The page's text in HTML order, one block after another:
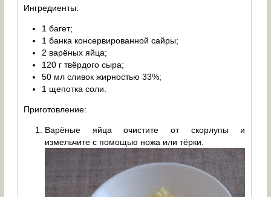
Ингредиенты:
1 багет;
1 банка консервированной сайры;
2 варёных яйца;
120 г твёрдого сыра;
50 мл сливок жирностью 33%;
1 щепотка соли.
Приготовление:
Варёные яйца очистите от скорлупы и
измельчите с помощью ножа или тёрки.